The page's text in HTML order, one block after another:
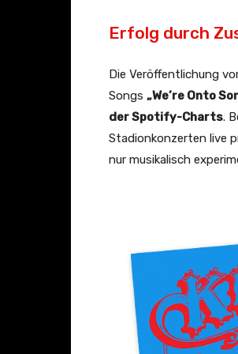
s
a
l
i
z
e
Erfolg durch
Die Veröffentlichung
Songs „We’re Onto
der Spotify-Charts.
Stadionkonzerten live
nur musikalisch